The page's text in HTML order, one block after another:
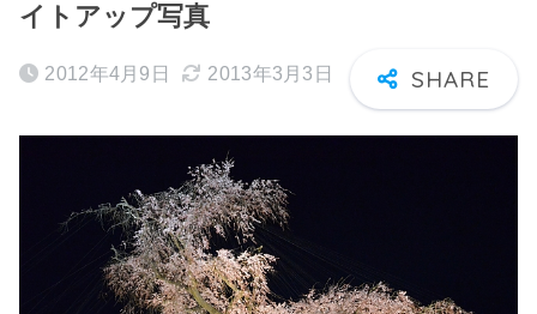
イトアップ写真
2012年4月9日 2013年3月3日